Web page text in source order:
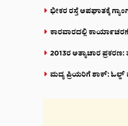
ಭೀಕರ ರಸ್ತೆ ಅಪಘಾತಕ್ಕೆ
ಕಾರವಾರದಲ್ಲಿ
2013ರ ಅತ್ಯಾಚಾರ
ಮದ್ಯ ಪ್ರಿಯರಿಗೆ ಶಾಕ್: ಓಲ್ಡ್